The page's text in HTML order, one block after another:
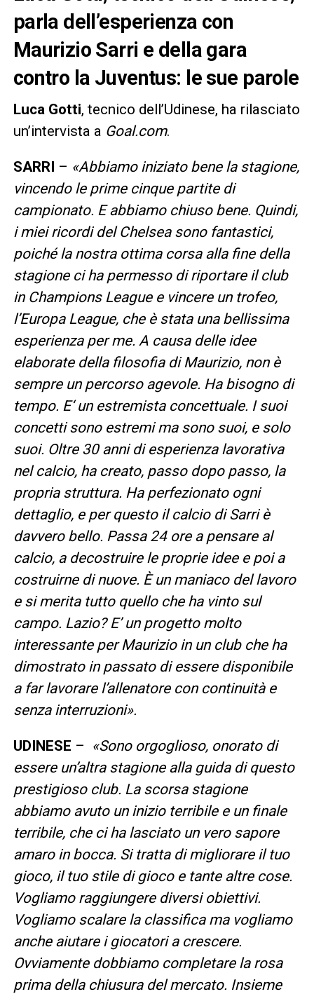
parla dell’esperienza con
Maurizio Sarri e della gara
contro la Juventus: le sue parole
Luca Gotti, tecnico dell’Udinese, ha rilasciato
un’intervista a Goal.com.
SARRI – «Abbiamo iniziato bene la stagione,
vincendo le prime cinque partite di
campionato. E abbiamo chiuso bene. Quindi,
i miei ricordi del Chelsea sono fantastici,
poiché la nostra ottima corsa alla fine della
stagione ci ha permesso di riportare il club
in Champions League e vincere un trofeo,
l’Europa League, che è stata una bellissima
esperienza per me. A causa delle idee
elaborate della filosofia di Maurizio, non è
sempre un percorso agevole. Ha bisogno di
tempo. E‘ un estremista concettuale. I suoi
concetti sono estremi ma sono suoi, e solo
suoi. Oltre 30 anni di esperienza lavorativa
nel calcio, ha creato, passo dopo passo, la
propria struttura. Ha perfezionato ogni
dettaglio, e per questo il calcio di Sarri è
davvero bello. Passa 24 ore a pensare al
calcio, a decostruire le proprie idee e poi a
costruirne di nuove. È un maniaco del lavoro
e si merita tutto quello che ha vinto sul
campo. Lazio? E’ un progetto molto
interessante per Maurizio in un club che ha
dimostrato in passato di essere disponibile
a far lavorare l’allenatore con continuità e
senza interruzioni».
UDINESE – «Sono orgoglioso, onorato di
essere un’altra stagione alla guida di questo
prestigioso club. La scorsa stagione
abbiamo avuto un inizio terribile e un finale
terribile, che ci ha lasciato un vero sapore
amaro in bocca. Si tratta di migliorare il tuo
gioco, il tuo stile di gioco e tante altre cose.
Vogliamo raggiungere diversi obiettivi.
Vogliamo scalare la classifica ma vogliamo
anche aiutare i giocatori a crescere.
Ovviamente dobbiamo completare la rosa
prima della chiusura del mercato. Insieme